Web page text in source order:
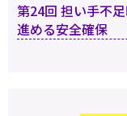
第24回 担い手不
進める安全確保